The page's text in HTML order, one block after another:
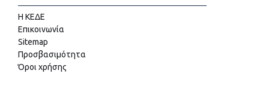
Η ΚΕΔΕ
Επικοινωνία
Sitemap
Προσβασιμότητα
Όροι χρήσης